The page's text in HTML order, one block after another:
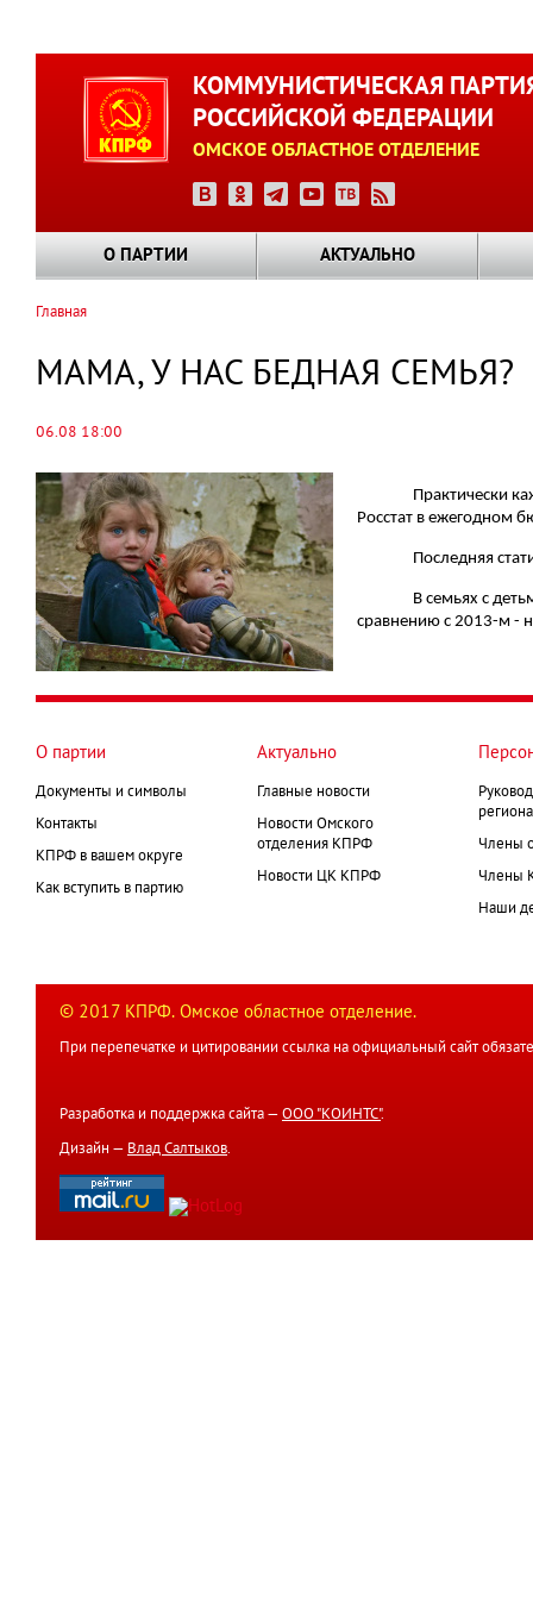
КОММУНИСТИЧЕСКАЯ
РОССИЙСКОЙ ФЕДЕРАЦИИ
ОМСКОЕ ОБЛАСТНОЕ ОТДЕЛЕНИЕ
О ПАРТИИ АКТУАЛЬНО
навигации
Главная
МАМА, У НАС БЕДНАЯ СЕМЬЯ?
06.08 18:00
Практически
Росстат в ежегодном
Последняя
В семьях с
сравнению с 2013-м -
О партии
Документы и символы
Контакты
КПРФ в вашем округе
Как вступить в партию
Актуально
Главные новости
Новости Омского
отделения КПРФ
Новости ЦК КПРФ
Члены
Члены
Наши
© 2017 КПРФ. Омское областное отделение.
При перепечатке и цитировании ссылка на официальный сайт
Разработка и поддержка сайта — ООО "КОИНТС".
Дизайн — Влад Салтыков.